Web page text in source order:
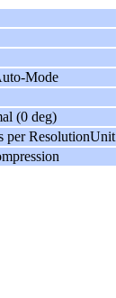
Mode
(0 deg)
per ResolutionUnit